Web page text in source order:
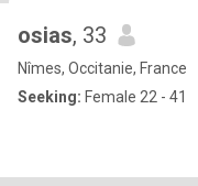
osias, 33
Nîmes, Occitanie, France
Seeking: Female 22 - 41